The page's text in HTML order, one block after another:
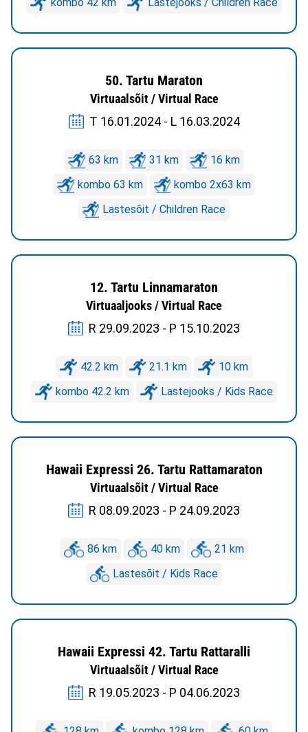
50. Tartu Maraton
Virtuaalsõit / Virtual Race
T 16.01.2024 - L 16.03.2024
63 km 31 km
16 km
kombo 63 km
kombo 2x63 km
Lastesõit / Children Race
12. Tartu Linnamaraton
Virtuaaljooks / Virtual Race
R 29.09.2023 - P 15.10.2023
42.2 km 21.1 km
10 km
kombo 42.2 km
Lastejooks / Kids Race
Hawaii Expressi 26. Tartu Rattamaraton
Virtuaalsõit / Virtual Race
R 08.09.2023 - P 24.09.2023
86 km 40 km
21 km
Lastesõit / Kids Race
Hawaii Expressi 42. Tartu Rattaralli
Virtuaalsõit / Virtual Race
R 19.05.2023 - P 04.06.2023